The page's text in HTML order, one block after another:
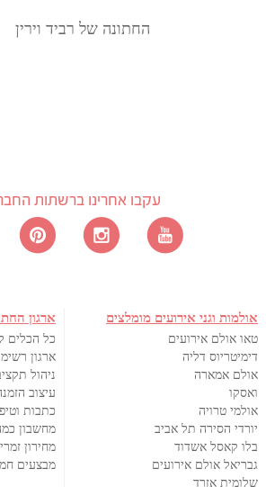
החתונה של רביד וירין
עקבו אחרינו ברשתות
אולמות וגני אירועים מומלצים
טאו אולם אירועים
דימיטריוס דליה
אולם אמארה
ואסקו
אולמי טרויה
יורדי הסירה תל אביב
בלו קאסל אשדוד
גבריאל אולם אירועים
שלומית אזרד
ארגון
כל הכלים
ארגון
ניהול
עיצוב
כתבות
מחשבון
מחירון
מבצעים